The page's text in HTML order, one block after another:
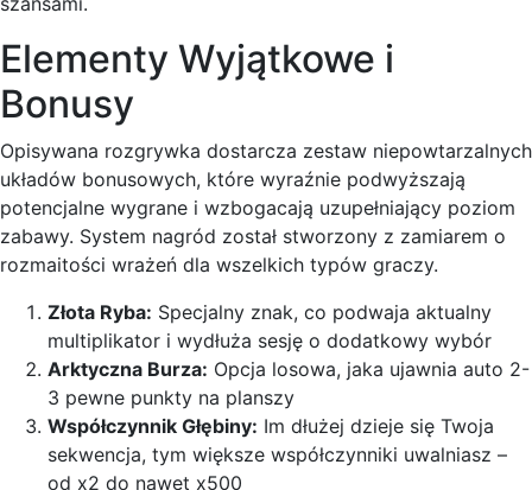
Elementy Wyjątkowe i
Bonusy
Opisywana rozgrywka dostarcza zestaw niepowtarzalnych
układów bonusowych, które wyraźnie podwyższają
potencjalne wygrane i wzbogacają uzupełniający poziom
zabawy. System nagród został stworzony z zamiarem o
rozmaitości wrażeń dla wszelkich typów graczy.
Złota Ryba: Specjalny znak, co podwaja aktualny
multiplikator i wydłuża sesję o dodatkowy wybór
Arktyczna Burza: Opcja losowa, jaka ujawnia auto 2-
3 pewne punkty na planszy
Współczynnik Głębiny: Im dłużej dzieje się Twoja
sekwencja, tym większe współczynniki uwalniasz –
od x2 do nawet x500